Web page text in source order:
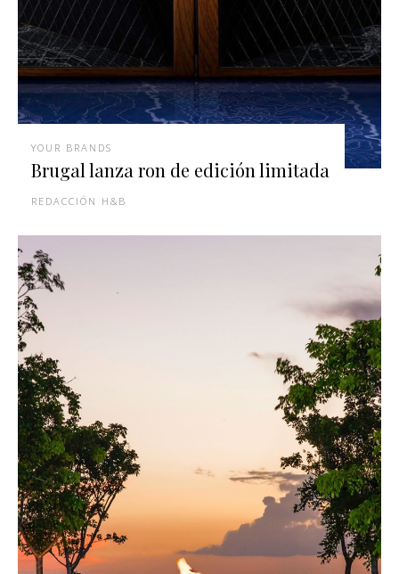
YOUR BRANDS
Brugal lanza ron de edición limitada
REDACCIÓN H&B